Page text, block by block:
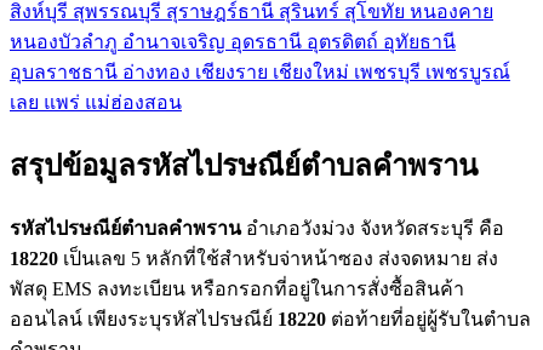
สิงห์บุรี สุพรรณบุรี สุราษฎร์ธานี สุรินทร์ สุโขทัย หนองคาย
หนองบัวลำภู อำนาจเจริญ อุดรธานี อุตรดิตถ์ อุทัยธานี
อุบลราชธานี อ่างทอง เชียงราย เชียงใหม่ เพชรบุรี เพชรบูรณ์
เลย แพร่ แม่ฮ่องสอน
สรุปข้อมูลรหัสไปรษณีย์ตำบลคำพราน
รหัสไปรษณีย์ตำบลคำพรานอำเภอวังม่วง จังหวัดสระบุรี คือ
18220 เป็นเลข 5 หลักที่ใช้สำหรับจ่าหน้าซอง ส่งจดหมาย ส่ง
พัสดุ EMS ลงทะเบียน หรือกรอกที่อยู่ในการสั่งซื้อสินค้า
ออนไลน์ เพียงระบุรหัสไปรษณีย์ 18220 ต่อท้ายที่อยู่ผู้รับในตำบล